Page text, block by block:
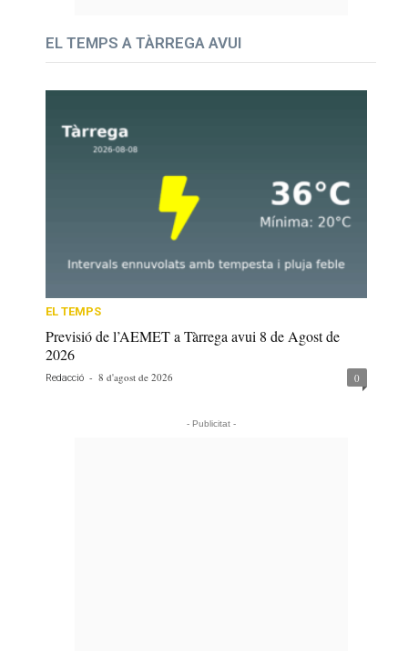
EL TEMPS A TÀRREGA AVUI
EL TEMPS
Previsió de l’AEMET a Tàrrega avui 8 de Agost de
2026
Redacció - 8 d'agost de 2026 0
- Publicitat -